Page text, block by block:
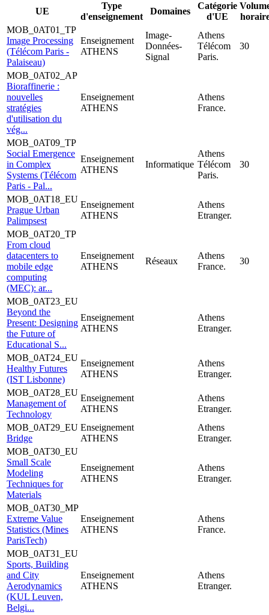
UE
Type
d'enseignement
Domaines
Catégorie
d'UE
MOB_0AT01_TP
Image Processing
(Télécom Paris -
Palaiseau)
Enseignement
ATHENS
Image-
Données-
Signal
Athens
Télécom
Paris.
30
MOB_0AT02_AP
Bioraffinerie :
nouvelles
stratégies
d'utilisation du
vég...
Enseignement
ATHENS
Athens
France.
MOB_0AT09_TP
Social Emergence
in Complex
Systems (Télécom
Paris - Pal...
Enseignement
ATHENS
Informatique
Athens
Télécom
Paris.
30
MOB_0AT18_EU
Prague Urban
Palimpsest
Enseignement
ATHENS
Athens
Etranger.
MOB_0AT20_TP
From cloud
datacenters to
mobile edge
computing
(MEC): ar...
Enseignement
ATHENS
Réseaux
Athens
France.
30
MOB_0AT23_EU
Beyond the
Present: Designing
the Future of
Educational S...
Enseignement
ATHENS
Athens
Etranger.
MOB_0AT24_EU
Healthy Futures
(IST Lisbonne)
Enseignement
ATHENS
Athens
Etranger.
MOB_0AT28_EU
Management of
Technology
Enseignement
ATHENS
Athens
Etranger.
MOB_0AT29_EU
Bridge
Enseignement
ATHENS
Athens
Etranger.
MOB_0AT30_EU
Small Scale
Modeling
Techniques for
Materials
Enseignement
ATHENS
Athens
Etranger.
MOB_0AT30_MP
Extreme Value
Statistics (Mines
ParisTech)
Enseignement
ATHENS
Athens
France.
MOB_0AT31_EU
Sports, Building
and City
Aerodynamics
(KUL Leuven,
Belgi...
Enseignement
ATHENS
Athens
Etranger.